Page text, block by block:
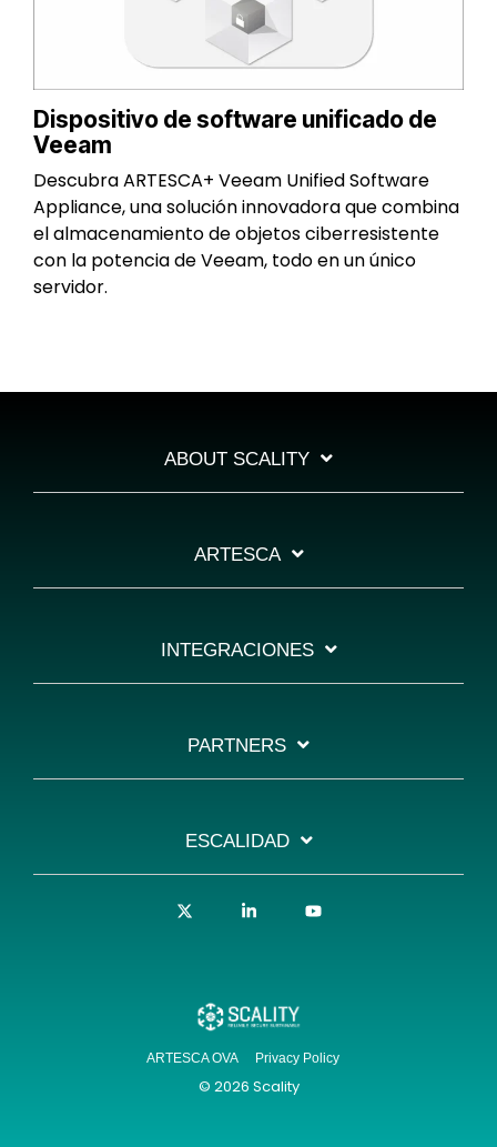
Dispositivo de software unificado de
Veeam
Descubra ARTESCA+ Veeam Unified Software
Appliance, una solución innovadora que combina
el almacenamiento de objetos ciberresistente
con la potencia de Veeam, todo en un único
servidor.
ABOUT SCALITY
ARTESCA
INTEGRACIONES
PARTNERS
ESCALIDAD
ARTESCA OVA Privacy Policy
© 2026 Scality
LinkedinYouTube